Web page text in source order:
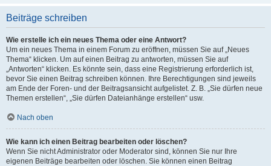
Beiträge schreiben
Wie erstelle ich ein neues Thema oder eine Antwort?
Um ein neues Thema in einem Forum zu eröffnen, müssen Sie auf „Neues
Thema“ klicken. Um auf einen Beitrag zu antworten, müssen Sie auf
„Antworten“ klicken. Es könnte sein, dass eine Registrierung erforderlich ist,
bevor Sie einen Beitrag schreiben können. Ihre Berechtigungen sind jeweils
am Ende der Foren- und der Beitragsansicht aufgelistet. Z. B. „Sie dürfen neue
Themen erstellen“, „Sie dürfen Dateianhänge erstellen“ usw.
Nach oben
Wie kann ich einen Beitrag bearbeiten oder löschen?
Wenn Sie nicht Administrator oder Moderator sind, können Sie nur Ihre
eigenen Beiträge bearbeiten oder löschen. Sie können einen Beitrag